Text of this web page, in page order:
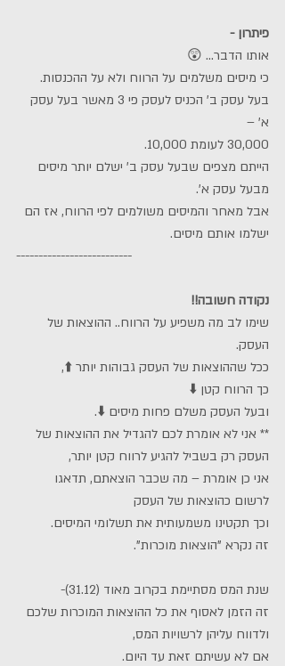
פיתרון -
אותו הדבר... 😲
כי מיסים משלמים על הרווח ולא על ההכנסות.
בעל עסק ב' הכניס לעסק פי 3 מאשר בעל עסק
א' –
30,000 לעומת 10,000.
הייתם מצפים שבעל עסק ב' ישלם יותר מיסים
מבעל עסק א'.
אבל מאחר והמיסים משולמים לפי הרווח, אז הם
ישלמו אותם מיסים.
--------------------------
נקודה חשובה!!
שימו לב מה משפיע על הרווח.. ההוצאות של
העסק.
ככל שההוצאות של העסק גבוהות יותר ⬆️,
כך הרווח קטן ⬇️
ובעל העסק משלם פחות מיסים ⬇️.
** אני לא אומרת לכם להגדיל את ההוצאות של
העסק רק בשביל להגיע לרווח קטן יותר,
אני כן אומרת – מה שכבר הוצאתם, תדאגו
לרשום כהוצאות של העסק
וכך תקטינו משמעותית את תשלומי המיסים.
זה נקרא "הוצאות מוכרות".
שנת המס מסתיימת בקרוב מאוד (31.12)-
זה הזמן לאסוף את כל ההוצאות המוכרות שלכם
ולדווח עליהן לרשויות המס,
אם לא עשיתם זאת עד היום.